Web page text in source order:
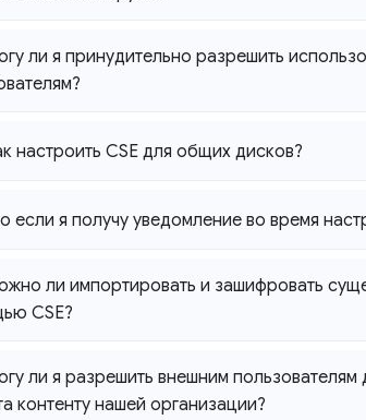
ли я принудительно разрешить
настроить CSE для общих дисков?
если я получу уведомление во время
ли импортировать и зашифровать
CSE?
ли я разрешить внешним
контенту нашей организации?